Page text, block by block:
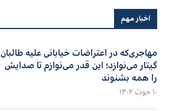
اخبار مهم
مهاجری‌که در اعتراضات خیابانی علیه طالبان
گیتار می‌نوازد؛ این قدر می‌نوازم تا صدایش
را همه بشنوند
۱۰ حوت ۱۴۰۲